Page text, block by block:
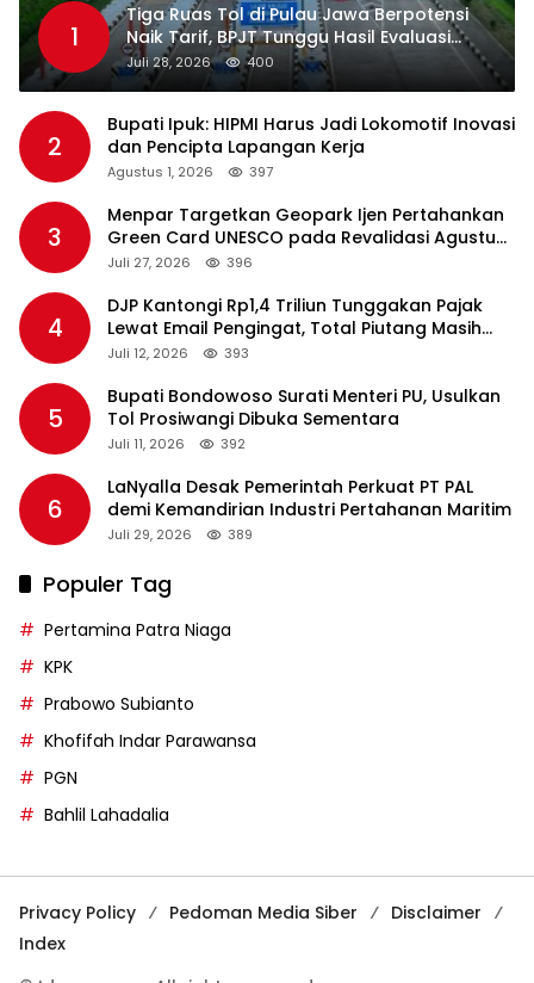
1
Tiga Ruas Tol di Pulau Jawa Berpotensi
Naik Tarif, BPJT Tunggu Hasil Evaluasi
Standar Pelayanan
Juli 28, 2026 400
2
Bupati Ipuk: HIPMI Harus Jadi Lokomotif Inovasi
dan Pencipta Lapangan Kerja
Agustus 1, 2026 397
3
Menpar Targetkan Geopark Ijen Pertahankan
Green Card UNESCO pada Revalidasi Agustus
2026
Juli 27, 2026 396
4
DJP Kantongi Rp1,4 Triliun Tunggakan Pajak
Lewat Email Pengingat, Total Piutang Masih
Rp36 Triliun
Juli 12, 2026 393
5
Bupati Bondowoso Surati Menteri PU, Usulkan
Tol Prosiwangi Dibuka Sementara
Juli 11, 2026 392
6
LaNyalla Desak Pemerintah Perkuat PT PAL
demi Kemandirian Industri Pertahanan Maritim
Juli 29, 2026 389
Populer Tag
Pertamina Patra Niaga
KPK
Prabowo Subianto
Khofifah Indar Parawansa
PGN
Bahlil Lahadalia
Privacy Policy Pedoman Media Siber
Disclaimer
Index